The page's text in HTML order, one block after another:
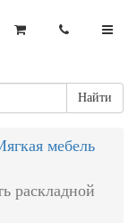
Найти
мебель
раскладной